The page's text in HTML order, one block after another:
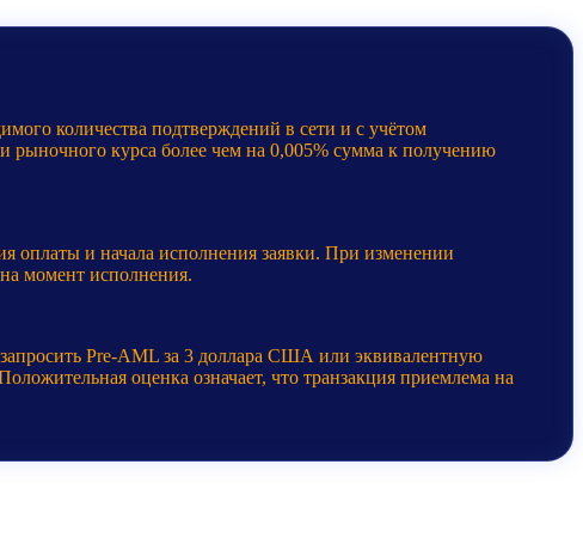
количества подтверждений в сети и с учётом
рыночного курса более чем на 0,005% сумма к получению
оплаты и начала исполнения заявки. При изменении
момент исполнения.
Pre-AML за 3 доллара США или эквивалентную
оценка означает, что транзакция приемлема на